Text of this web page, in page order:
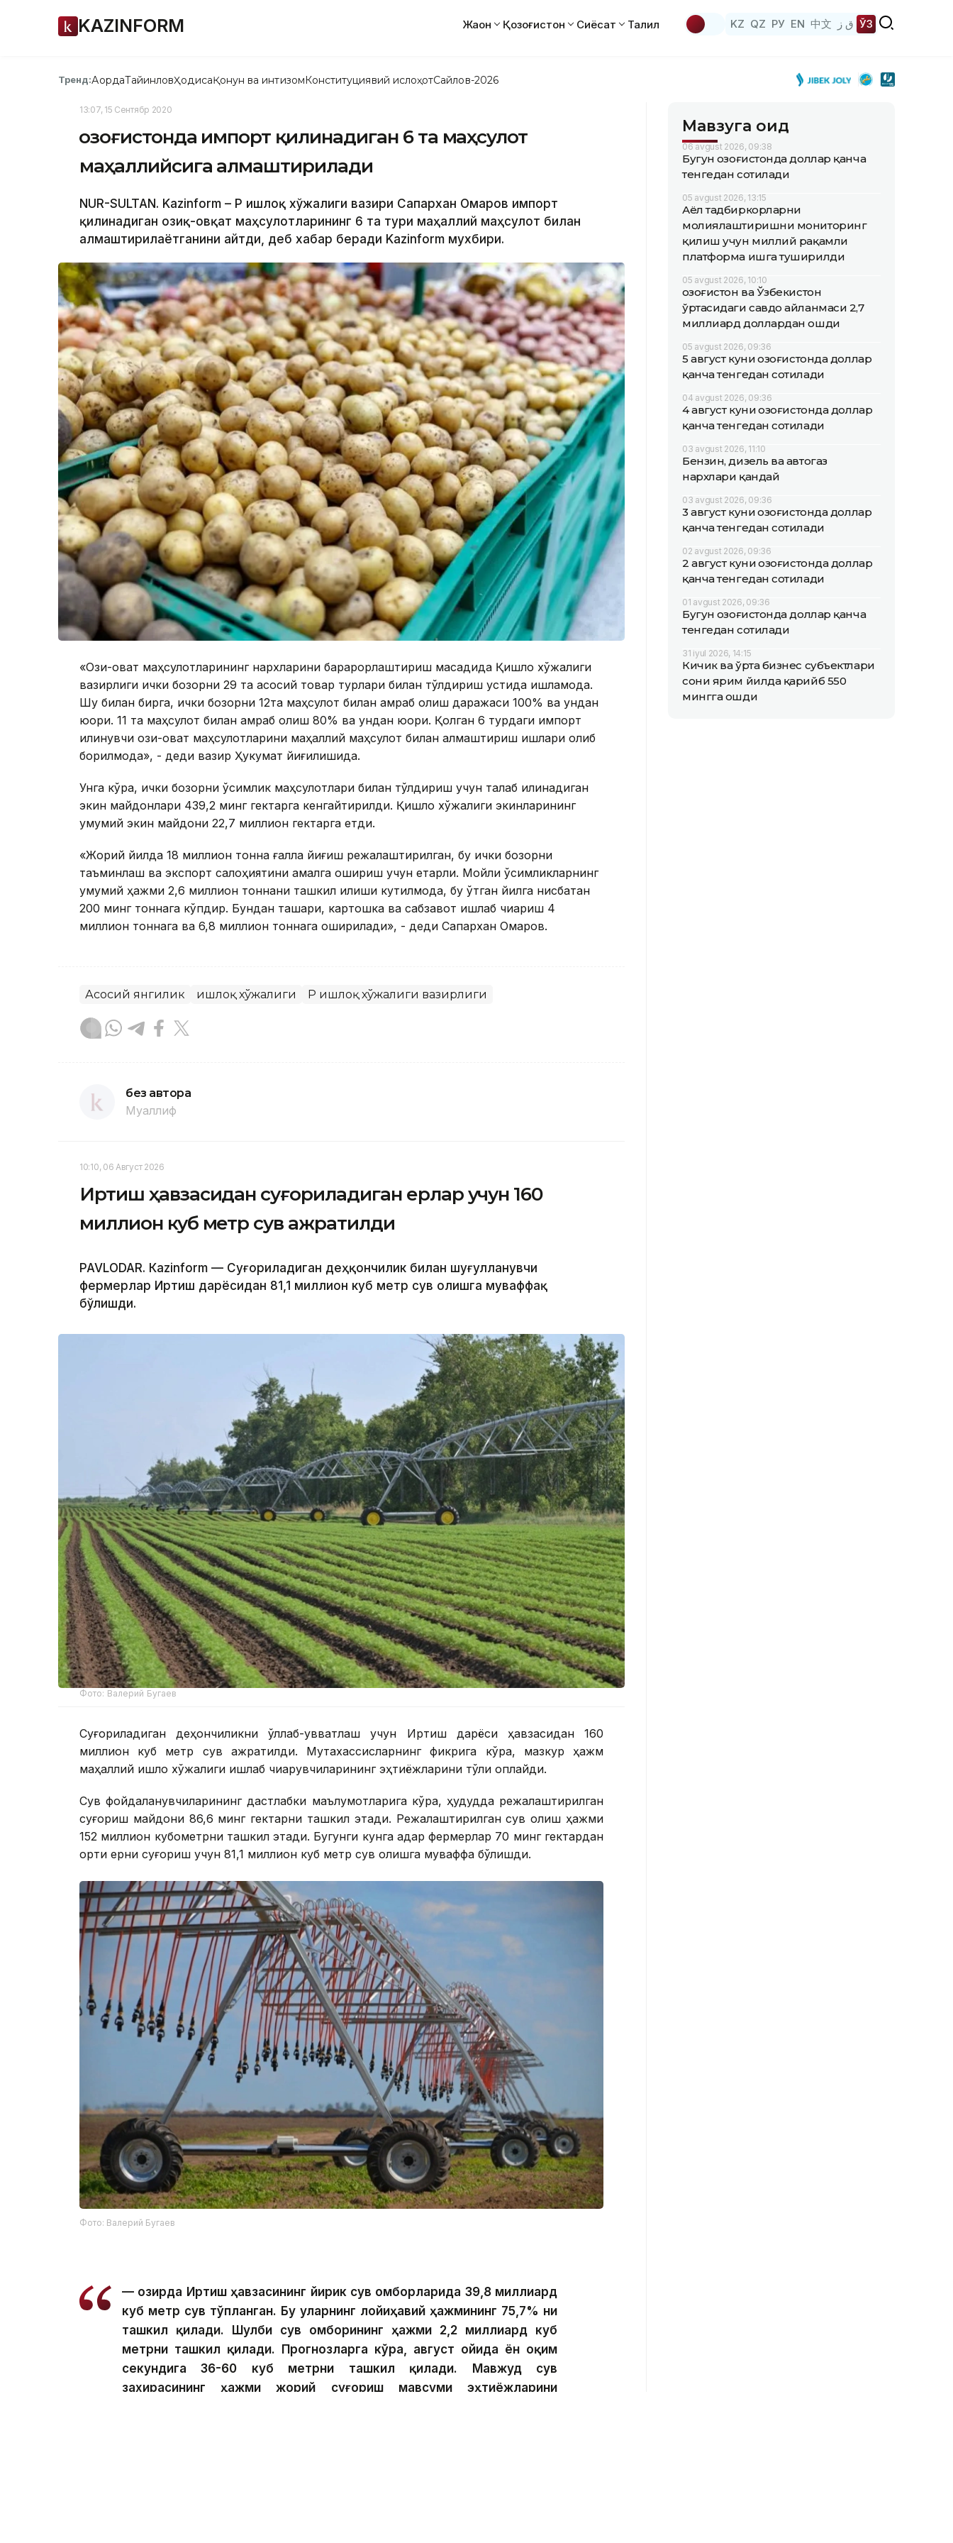
KAZINFORM Жаҳон Қозоғистон Сиёсат Таҳлил KZ QZ РУ EN 中文 ق ز ЎЗ
Тренд:АқордаТайинловҲодисаҚонун ва интизомКонституциявий ислоҳотСайлов-2026
13:07, 15 Сентябр 2020
Қозоғистонда импорт қилинадиган 6 та маҳсулот
маҳаллийсига алмаштирилади
NUR-SULTAN. Kazinform – ҚР Қишлоқ хўжалиги вазири Сапархан Омаров импорт
қилинадиган озиқ-овқат маҳсулотларининг 6 та тури маҳаллий маҳсулот билан
алмаштирилаётганини айтди, деб хабар беради Kazinform мухбири.
«Озиқ-овқат маҳсулотларининг нархларини барқарорлаштириш мақсадида Қишлоқ хўжалиги
вазирлиги ички бозорни 29 та асосий товар турлари билан тўлдириш устида ишламоқда.
Шу билан бирга, ички бозорни 12та маҳсулот билан қамраб олиш даражаси 100% ва ундан
юқори. 11 та маҳсулот билан қамраб олиш 80% ва ундан юқори. Қолган 6 турдаги импорт
қилинувчи озиқ-овқат маҳсулотларини маҳаллий маҳсулот билан алмаштириш ишлари олиб
борилмоқда», - деди вазир Ҳукумат йиғилишида.
Унга кўра, ички бозорни ўсимлик маҳсулотлари билан тўлдириш учун талаб қилинадиган
экин майдонлари 439,2 минг гектарга кенгайтирилди. Қишлоқ хўжалиги экинларининг
умумий экин майдони 22,7 миллион гектарга етди.
«Жорий йилда 18 миллион тонна ғалла йиғиш режалаштирилган, бу ички бозорни
таъминлаш ва экспорт салоҳиятини амалга ошириш учун етарли. Мойли ўсимликларнинг
умумий ҳажми 2,6 миллион тоннани ташкил қилиши кутилмоқда, бу ўтган йилга нисбатан
200 минг тоннага кўпдир. Бундан ташқари, картошка ва сабзавот ишлаб чиқариш 4
миллион тоннага ва 6,8 миллион тоннага оширилади», - деди Сапархан Омаров.
Асосий янгилик Қишлоқ хўжалиги ҚР Қишлоқ хўжалиги вазирлиги
без автора
Муаллиф
10:10, 06 Август 2026
Иртиш ҳавзасидан суғориладиган ерлар учун 160
миллион куб метр сув ажратилди
PAVLODAR. Кazinform — Суғориладиган деҳқончилик билан шуғулланувчи
фермерлар Иртиш дарёсидан 81,1 миллион куб метр сув олишга муваффақ
бўлишди.
Фото: Валерий Бугаев
Суғориладиган деҳқончиликни қўллаб-қувватлаш учун Иртиш дарёси ҳавзасидан 160
миллион куб метр сув ажратилди. Мутахассисларнинг фикрига кўра, мазкур ҳажм
маҳаллий қишлоқ хўжалиги ишлаб чиқарувчиларининг эҳтиёжларини тўлиқ қоплайди.
Сув фойдаланувчиларининг дастлабки маълумотларига кўра, ҳудудда режалаштирилган
суғориш майдони 86,6 минг гектарни ташкил этади. Режалаштирилган сув олиш ҳажми
152 миллион кубометрни ташкил этади. Бугунги кунга қадар фермерлар 70 минг гектардан
ортиқ ерни суғориш учун 81,1 миллион куб метр сув олишга муваффақ бўлишди.
Фото: Валерий Бугаев
— Ҳозирда Иртиш ҳавзасининг йирик сув омборларида 39,8 миллиард
куб метр сув тўпланган. Бу уларнинг лойиҳавий ҳажмининг 75,7% ни
ташкил қилади. Шулби сув омборининг ҳажми 2,2 миллиард куб
метрни ташкил қилади. Прогнозларга кўра, август ойида ён оқим
секундига 36-60 куб метрни ташкил қилади. Мавжуд сув
захирасининг ҳажми жорий суғориш мавсуми эҳтиёжларини
Мавзуга оид
06 avgust 2026, 09:38
Бугун Қозоғистонда доллар қанча
тенгедан сотилади
05 avgust 2026, 13:15
Аёл тадбиркорларни
молиялаштиришни мониторинг
қилиш учун миллий рақамли
платформа ишга туширилди
05 avgust 2026, 10:10
Қозоғистон ва Ўзбекистон
ўртасидаги савдо айланмаси 2,7
миллиард доллардан ошди
05 avgust 2026, 09:36
5 август куни Қозоғистонда доллар
қанча тенгедан сотилади
04 avgust 2026, 09:36
4 август куни Қозоғистонда доллар
қанча тенгедан сотилади
03 avgust 2026, 11:10
Бензин, дизель ва автогаз
нархлари қандай
03 avgust 2026, 09:36
3 август куни Қозоғистонда доллар
қанча тенгедан сотилади
02 avgust 2026, 09:36
2 август куни Қозоғистонда доллар
қанча тенгедан сотилади
01 avgust 2026, 09:36
Бугун Қозоғистонда доллар қанча
тенгедан сотилади
31 iyul 2026, 14:15
Кичик ва ўрта бизнес субъектлари
сони ярим йилда қарийб 550
мингга ошди